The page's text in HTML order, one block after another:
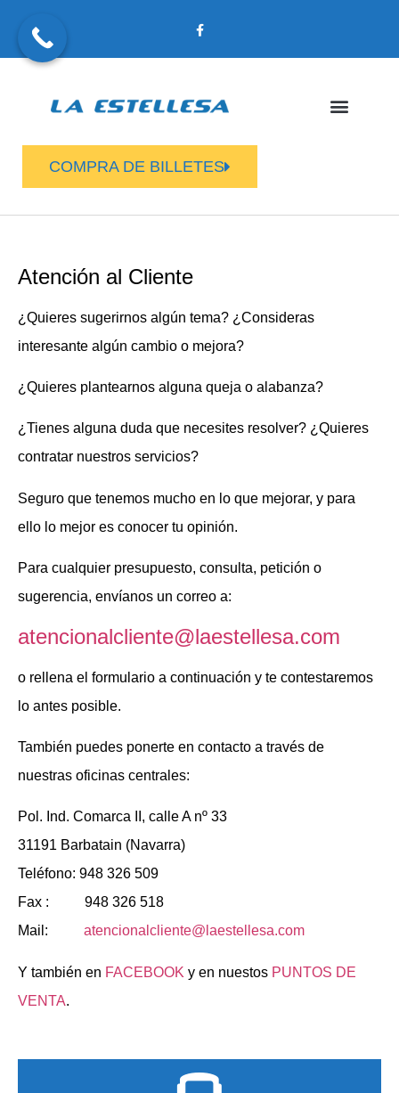
COMPRA DE BILLETES
Atención al Cliente
¿Quieres sugerirnos algún tema? ¿Consideras
interesante algún cambio o mejora?
¿Quieres plantearnos alguna queja o alabanza?
¿Tienes alguna duda que necesites resolver? ¿Quieres
contratar nuestros servicios?
Seguro que tenemos mucho en lo que mejorar, y para
ello lo mejor es conocer tu opinión.
Para cualquier presupuesto, consulta, petición o
sugerencia, envíanos un correo a:
atencionalcliente@laestellesa.com
o rellena el formulario a continuación y te contestaremos
lo antes posible.
También puedes ponerte en contacto a través de
nuestras oficinas centrales:
Pol. Ind. Comarca II, calle A nº 33
31191 Barbatain (Navarra)
Teléfono: 948 326 509
Fax : 948 326 518
Mail: atencionalcliente@laestellesa.com
Y también en FACEBOOK y en nuestos PUNTOS DE
VENTA.